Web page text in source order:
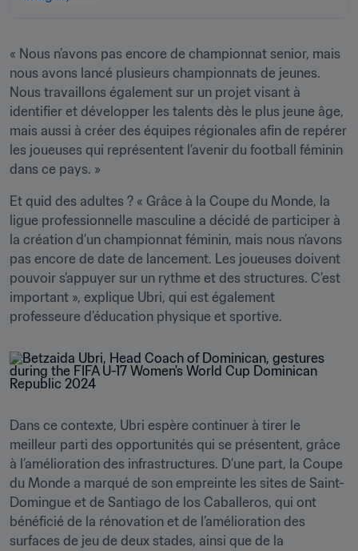
« Nous n’avons pas encore de championnat senior, mais
nous avons lancé plusieurs championnats de jeunes.
Nous travaillons également sur un projet visant à
identifier et développer les talents dès le plus jeune âge,
mais aussi à créer des équipes régionales afin de repérer
les joueuses qui représentent l’avenir du football féminin
dans ce pays. »
Et quid des adultes ? « Grâce à la Coupe du Monde, la
ligue professionnelle masculine a décidé de participer à
la création d’un championnat féminin, mais nous n’avons
pas encore de date de lancement. Les joueuses doivent
pouvoir s’appuyer sur un rythme et des structures. C’est
important », explique Ubri, qui est également
professeure d’éducation physique et sportive.
Dans ce contexte, Ubri espère continuer à tirer le
meilleur parti des opportunités qui se présentent, grâce
à l’amélioration des infrastructures. D’une part, la Coupe
du Monde a marqué de son empreinte les sites de Saint-
Domingue et de Santiago de los Caballeros, qui ont
bénéficié de la rénovation et de l’amélioration des
surfaces de jeu de deux stades, ainsi que de la